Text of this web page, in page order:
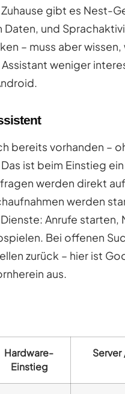
gibt es Nest-
und
– muss aber wissen,
weniger
bereits vorhanden –
ist beim Einstieg
werden direkt
werden
Anrufe starten,
Bei offenen
zurück – hier ist
aus.
Hardware-
Einstieg